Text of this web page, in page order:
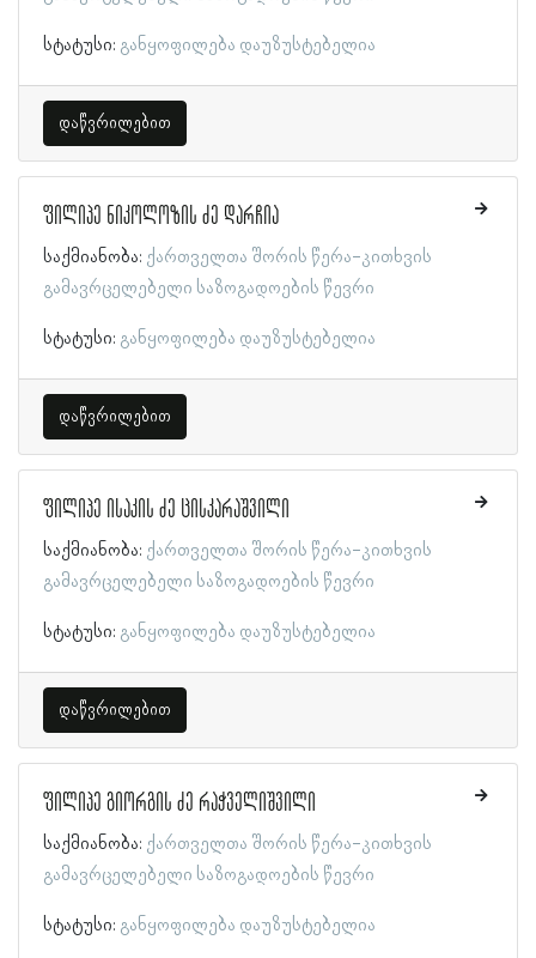
სტატუსი: განყოფილება დაუზუსტებელია
დაწვრილებით
ფილიპე ნიკოლოზის ძე დარჩია
საქმიანობა: ქართველთა შორის წერა-კითხვის
გამავრცელებელი საზოგადოების წევრი
სტატუსი: განყოფილება დაუზუსტებელია
დაწვრილებით
ფილიპე ისაკის ძე ცისკარაშვილი
საქმიანობა: ქართველთა შორის წერა-კითხვის
გამავრცელებელი საზოგადოების წევრი
სტატუსი: განყოფილება დაუზუსტებელია
დაწვრილებით
ფილიპე გიორგის ძე რაჭველიშვილი
საქმიანობა: ქართველთა შორის წერა-კითხვის
გამავრცელებელი საზოგადოების წევრი
სტატუსი: განყოფილება დაუზუსტებელია